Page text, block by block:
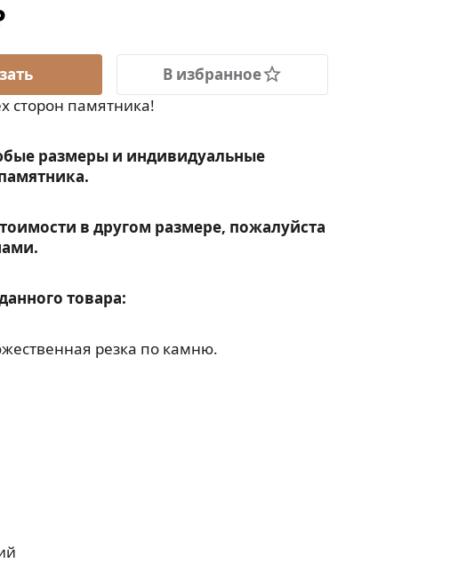
В избранное
сторон памятника!
размеры и индивидуальные
в другом размере, пожалуйста
товара:
резка по камню.